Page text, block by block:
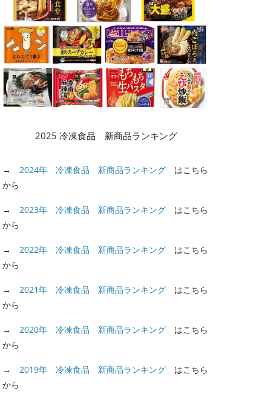
2021年3月9日
2025 冷凍食品 新商品ランキング
→ 2024年 冷凍食品 新商品ランキング はこちら
から
→ 2023年 冷凍食品 新商品ランキング はこちら
から
→ 2022年 冷凍食品 新商品ランキング はこちら
から
→ 2021年 冷凍食品 新商品ランキング はこちら
から
→ 2020年 冷凍食品 新商品ランキング はこちら
から
→ 2019年 冷凍食品 新商品ランキング はこちら
から